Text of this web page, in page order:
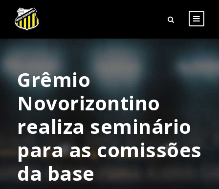
Grêmio
Novorizontino
realiza seminário
para as comissões
da base